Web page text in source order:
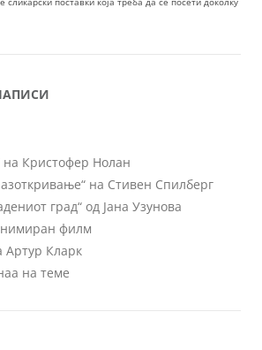
на Кристофер Нолан
на Стивен Спилберг
град“ од Јана Узунова
филм
Артур Кларк
на теме